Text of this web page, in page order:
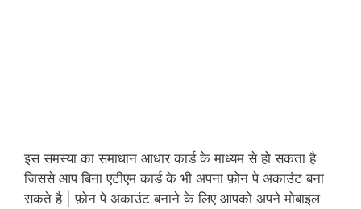
इस समस्या का समाधान आधार कार्ड के माध्यम से हो सकता है
जिससे आप बिना एटीएम कार्ड के भी अपना फ़ोन पे अकाउंट बना
सकते है | फ़ोन पे अकाउंट बनाने के लिए आपको अपने मोबाइल